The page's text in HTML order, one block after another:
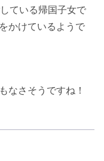
ている帰国子女で
かけているようで
なさそうですね！